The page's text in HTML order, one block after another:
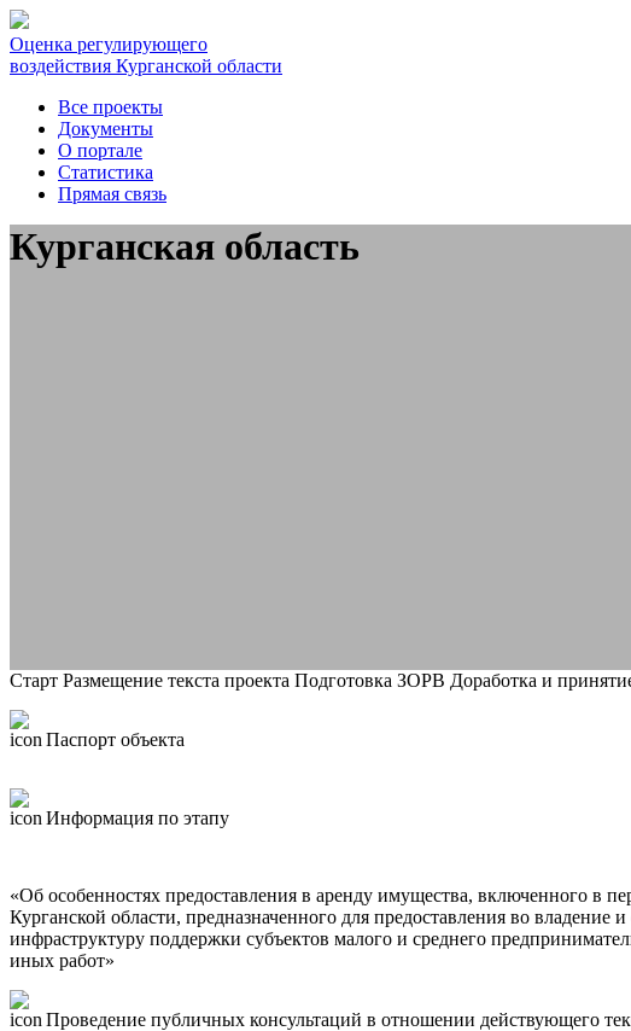
Оценка регулирующего
воздействия Курганской области
Все проекты
Документы
О портале
Статистика
Прямая связь
Курганская область
Старт Размещение текста проекта Подготовка ЗОРВ Доработка и
Паспорт объекта
Информация по этапу
«Об особенностях предоставления в аренду имущества, включенного в
Курганской области, предназначенного для предоставления во
инфраструктуру поддержки субъектов малого и среднего
иных работ»
Проведение публичных консультаций в отношении действующего